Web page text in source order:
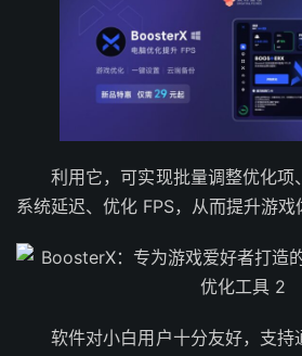
利用它，可实现批量调整优化
系统延迟、优化 FPS，从而提升游戏
软件对小白用户十分友好，支持